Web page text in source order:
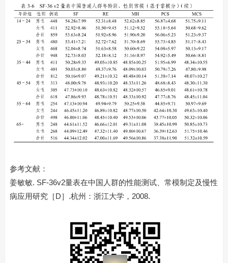
参考文献：
姜敏敏. SF-36v2量表在中国人群的性能测试、常模制定及慢性
病应用研究［D］.杭州：浙江大学，2008.